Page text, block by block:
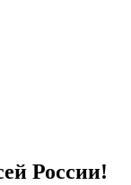
России!